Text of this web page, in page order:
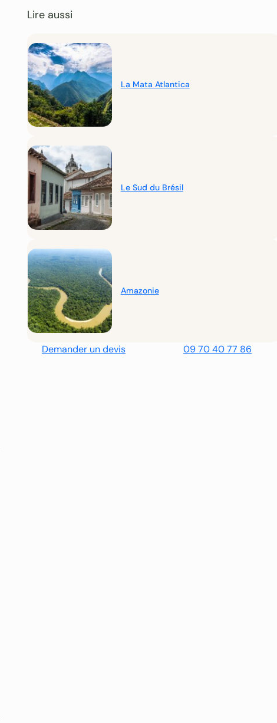
Circuit « Spectacle de la
Nature »
15 nuits dont 2 à Rio de Janeiro
À partir de3960€
Lire aussi
La Mata Atlantica
Le Sud du Brésil
Amazonie
Demander un devis 09 70 40 77 86